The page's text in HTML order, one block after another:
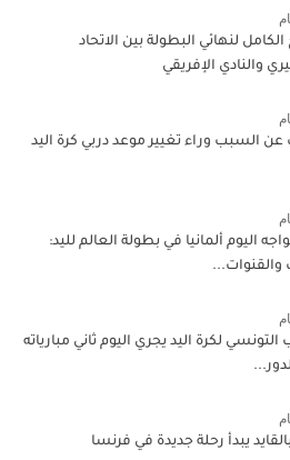
الكامل لنهائي البطولة بين الاتحاد
والنادي الإفريقي
السبب وراء تغيير موعد دربي كرة اليد
اليوم ألمانيا في بطولة العالم لليد:
والقنوات...
التونسي لكرة اليد يجري اليوم ثاني مبارياته
يبدأ رحلة جديدة في فرنسا